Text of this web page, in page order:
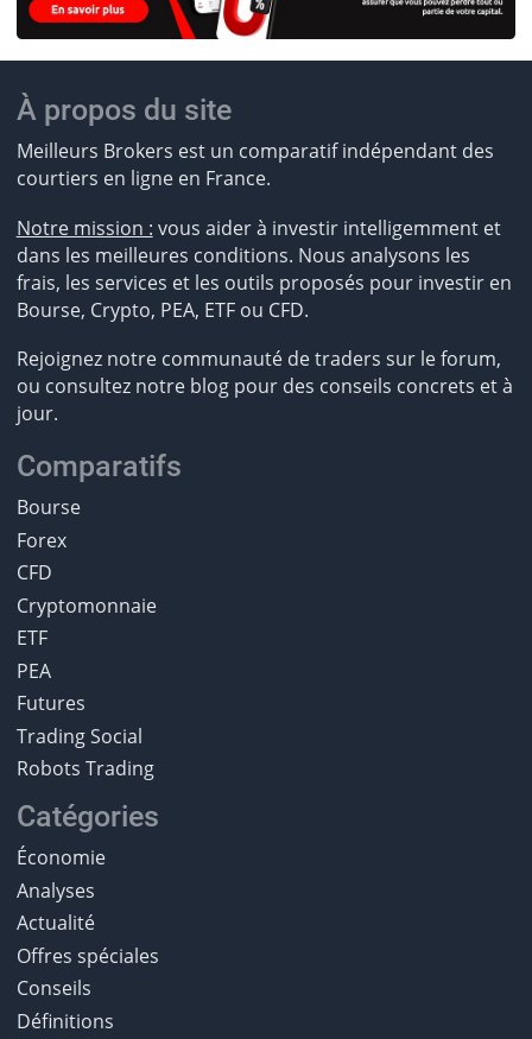
À propos du site
Meilleurs Brokers est un comparatif indépendant des
courtiers en ligne en France.
Notre mission : vous aider à investir intelligemment et
dans les meilleures conditions. Nous analysons les
frais, les services et les outils proposés pour investir en
Bourse, Crypto, PEA, ETF ou CFD.
Rejoignez notre communauté de traders sur le forum,
ou consultez notre blog pour des conseils concrets et à
jour.
Comparatifs
Bourse
Forex
CFD
Cryptomonnaie
ETF
PEA
Futures
Trading Social
Robots Trading
Catégories
Économie
Analyses
Actualité
Offres spéciales
Conseils
Définitions